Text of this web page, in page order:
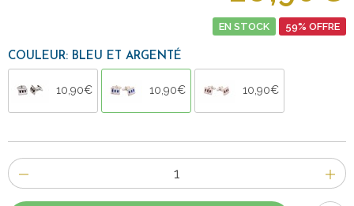
EN STOCK 59% OFFRE
COULEUR: BLEU ET ARGENTÉ
10,90€ 10,90€ 10,90€
Nombre
d'items